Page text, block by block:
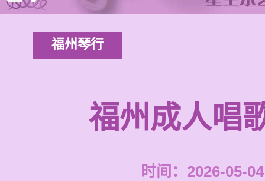
福州琴行
福州成人唱
时间：2026-05-